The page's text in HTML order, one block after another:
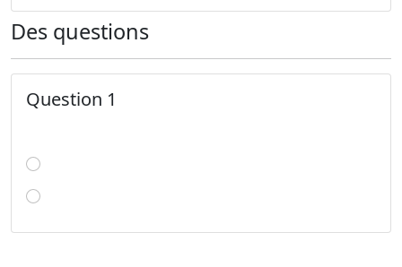
Des questions
Question 1